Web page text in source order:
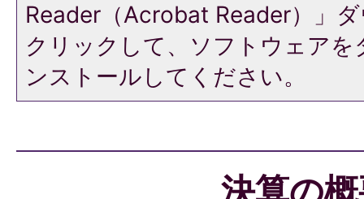
Reader（Acrobat Reader）」
クリックして、ソフトウェア
ンストールしてください。
決算の